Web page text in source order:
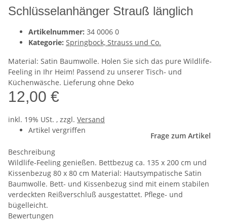
Schlüsselanhänger Strauß länglich
Artikelnummer: 34 0006 0
Kategorie: Springbock, Strauss und Co.
Material: Satin Baumwolle. Holen Sie sich das pure Wildlife-
Feeling in Ihr Heim! Passend zu unserer Tisch- und
Küchenwäsche. Lieferung ohne Deko
12,00 €
inkl. 19% USt. , zzgl. Versand
Artikel vergriffen
Frage zum Artikel
Beschreibung
Wildlife-Feeling genießen. Bettbezug ca. 135 x 200 cm und
Kissenbezug 80 x 80 cm Material: Hautsympatische Satin
Baumwolle. Bett- und Kissenbezug sind mit einem stabilen
verdeckten Reißverschluß ausgestattet. Pflege- und
bügelleicht.
Bewertungen